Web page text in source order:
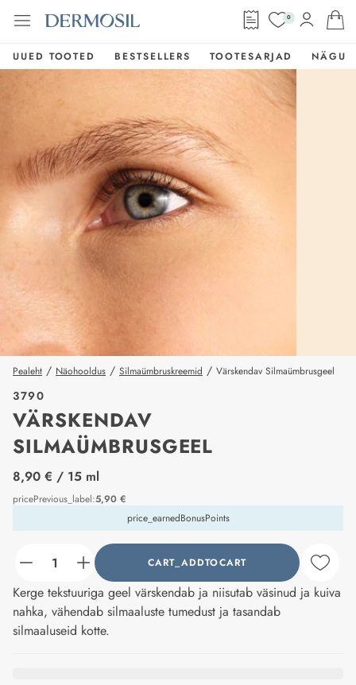
0
UUED TOOTED BESTSELLERS TOOTESARJAD NÄGU
Pealeht / Näohooldus / Silmaümbruskreemid / Värskendav Silmaümbrusgeel
3790
VÄRSKENDAV
SILMAÜMBRUSGEEL
price_label
8,90 € / 15 ml
pricePrevious_label:5,90 €
price_earnedBonusPoints
counter_current CART_ADDTOCART
Kerge tekstuuriga geel värskendab ja niisutab väsinud ja kuiva
nahka, vähendab silmaaluste tumedust ja tasandab
silmaaluseid kotte.